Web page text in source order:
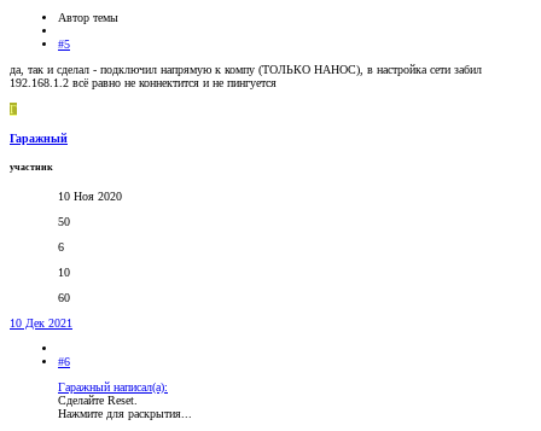
Автор темы
#5
да, так и сделал - подключил напрямую к компу (ТОЛЬКО НАНОС), в настройка сети забил
192.168.1.2 всё равно не коннектится и не пингуется
Г
Гаражный
участник
10 Ноя 2020
50
6
10
60
10 Дек 2021
#6
Гаражный написал(а):
Сделайте Reset.
Нажмите для раскрытия...